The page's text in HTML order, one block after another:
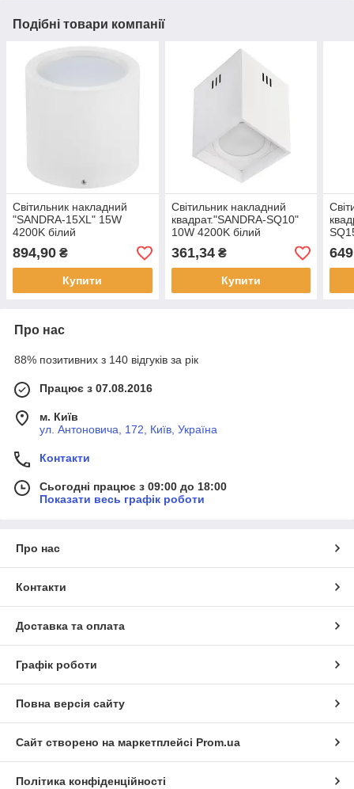
Подібні товари компанії
Світильник накладний
"SANDRA-15XL" 15W
4200K білий
894,90 ₴
Купити
Світильник накладний
квадрат."SANDRA-SQ10"
10W 4200K білий
361,34₴
Купити
Про нас
88% позитивних з 140 відгуків за рік
Працює з 07.08.2016
м. Київ
ул. Антоновича, 172, Київ, Україна
Контакти
Сьогодні працює з 09:00 до 18:00
Показати весь графік роботи
Про нас
Контакти
Доставка та оплата
Графік роботи
Повна версія сайту
Сайт створено на маркетплейсі Prom.ua
Політика конфіденційності